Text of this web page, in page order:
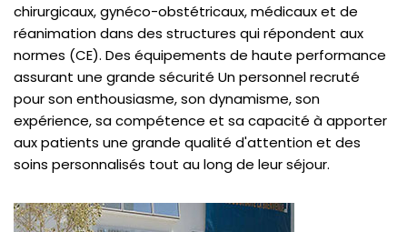
chirurgicaux, gynéco-obstétricaux, médicaux et de
réanimation dans des structures qui répondent aux
normes (CE). Des équipements de haute performance
assurant une grande sécurité Un personnel recruté
pour son enthousiasme, son dynamisme, son
expérience, sa compétence et sa capacité à apporter
aux patients une grande qualité d'attention et des
soins personnalisés tout au long de leur séjour.